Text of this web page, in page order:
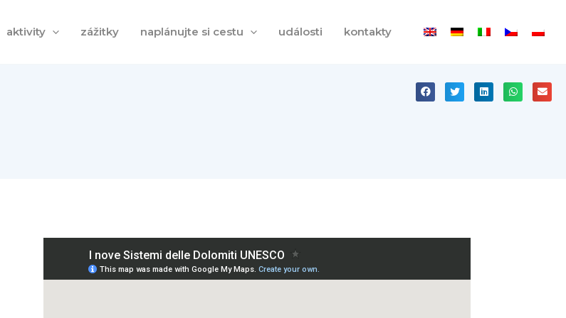
aktivity zážitky naplánujte si cestu události kontakty